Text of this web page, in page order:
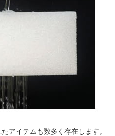
アイテムも数多く存在します。